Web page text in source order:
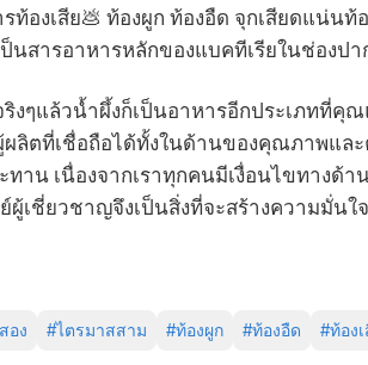
ท้องเสีย💩 ท้องผูก ท้องอืด จุกเสียดแน่น
นสารอาหารหลักของแบคทีเรียในช่องป
งๆแล้วน้ำผึ้งก็เป็นอาหารอีกประเภทที่
ผลิตที่เชื่อถือได้ทั้งในด้านของคุณภาพแ
ทาน เนื่องจากเราทุกคนมีเงื่อนไขทาง
ผู้เชี่ยวชาญจึงเป็นสิ่งที่จะสร้างความมั่น
อง #ไตรมาสสาม #ท้องผูก #ท้องอืด #ท้อง